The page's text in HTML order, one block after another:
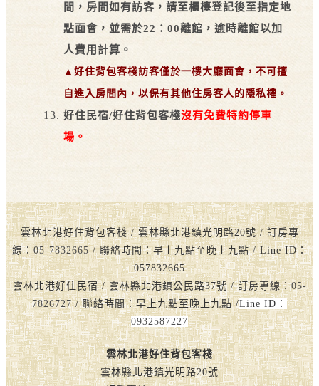
間，房間如有訪客，請至櫃檯登記後至指定地
點面會，並需於22：00離館，逾時離館以加
人費用計算。
▲好住背包客棧訪客僅於一樓大廳面會，不可擅
自進入房間內，以保有其他住房客人的隱私權。
好住民宿/好住背包客棧沒有免費特約停車
場。
雲林北港好住背包客棧 / 雲林縣北港鎮光明路20號 / 訂房專
線： 05-7832665/ 聯絡時間：早上九點至晚上九點 / Line ID：
057832665
雲林北港好住民宿 / 雲林縣北港鎮公民路37號 / 訂房專線：05-
7826727/ 聯絡時間：早上九點至晚上九點 /Line ID：
0932587227
雲林北港好住背包客棧
雲林縣北港鎮光明路20號